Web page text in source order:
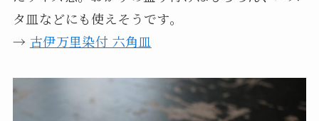
タ皿などにも使えそうです。
→ 古伊万里染付 六角皿